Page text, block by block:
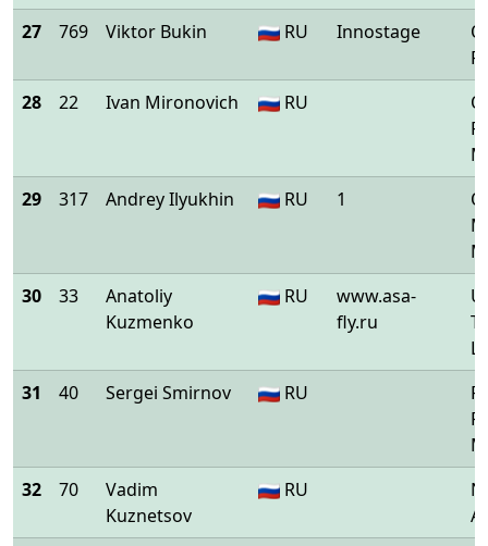
27
769 Viktor Bukin RU Innostage
28
22 Ivan Mironovich RU
29
317 Andrey Ilyukhin RU 1
30
33
Anatoliy
Kuzmenko
RU
www.asa-
fly.ru
L
31
40 Sergei Smirnov RU
M
32
70
Vadim
Kuznetsov
RU